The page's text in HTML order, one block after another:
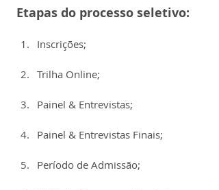
Etapas do processo seletivo:
Inscrições;
Trilha Online;
Painel & Entrevistas;
Painel & Entrevistas Finais;
Período de Admissão;